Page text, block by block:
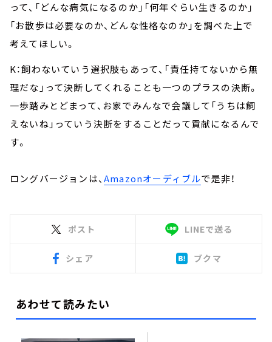
って、「どんな病気になるのか」「何年ぐらい生きるのか」
「お散歩は必要なのか、どんな性格なのか」を調べた上で
考えてほしい。
K：飼わないていう選択肢もあって、「責任持てないから無
理だな」って決断してくれることも一つのプラスの決断。
一歩踏みとどまって、お家でみんなで会議して「うちは飼
えないね」っていう決断をすることだって貢献になるんで
す。
ロングバージョンは、Amazonオーディブルで是非！
ポスト LINEで送る
シェア ブクマ
あわせて読みたい